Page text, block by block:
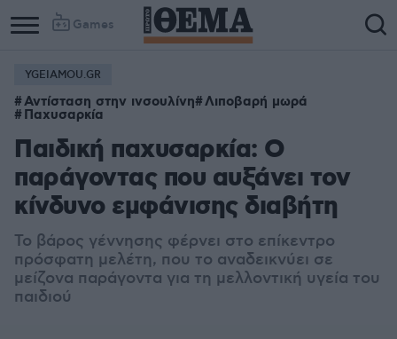
Games
Column
1
Column
2
YGEIAMOU.GR
Αντίσταση στην ινσουλίνη Λιποβαρή μωρά
Παχυσαρκία
Παιδική παχυσαρκία: Ο
παράγοντας που αυξάνει τον
κίνδυνο εμφάνισης διαβήτη
Το βάρος γέννησης φέρνει στο επίκεντρο
πρόσφατη μελέτη, που το αναδεικνύει σε
μείζονα παράγοντα για τη μελλοντική υγεία του
παιδιού